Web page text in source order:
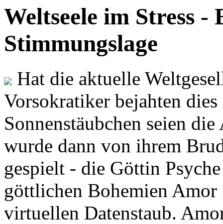
Weltseele im Stress -
Stimmungslage
Hat die aktuelle
Vorsokratiker bejahten
Sonnenstäubchen seien
wurde dann von ihrem
gespielt - die Göttin
göttlichen Bohemien
virtuellen Datenstaub.